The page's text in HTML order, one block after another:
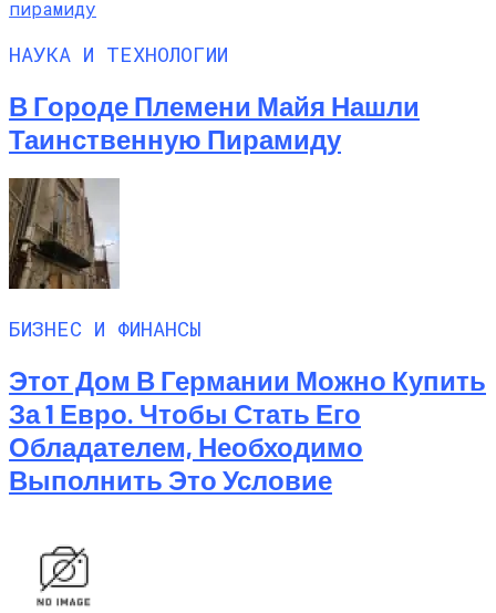
НАУКА И ТЕХНОЛОГИИ
В Городе Племени Майя Нашли
Таинственную Пирамиду
БИЗНЕС И ФИНАНСЫ
Этот Дом В Германии Можно Купить
За 1 Евро. Чтобы Стать Его
Обладателем, Необходимо
Выполнить Это Условие